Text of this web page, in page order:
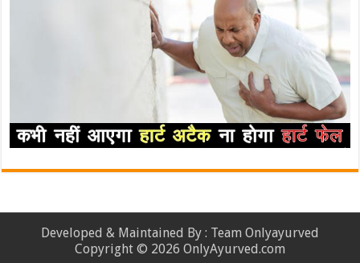
Developed & Maintained By : Team Onlyayurved
Copyright © 2026 OnlyAyurved.com